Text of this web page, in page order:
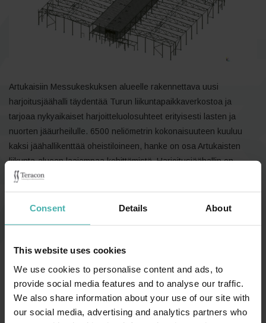
Consent Details About
This website uses cookies
We use cookies to personalise content and ads, to
provide social media features and to analyse our traffic.
We also share information about your use of our site with
our social media, advertising and analytics partners who
Artukaisiin Messukeskuksen alueelle rakennettava uusi
harjoitusjäähalli täydentää Turun liikuntapaikkaverkostoa ja
tarjoaa nykyaikaiset harjoitteluolosuhteet erityisesti lasten ja
nuorten jääurheilulle. 6500 neliömetrin kokonaisuuteen kuuluu
kaksi jäähallikenttää oheistiloineen, hanke on osa Artukaisten
liikunta-alueen laajempaa kehittämistä. Harjoitusjäähallin on
tarkoitus valmistua vuoden 2026 aikana.
ontelolaattatasot sekä ulkoseinien sandwich-paneelit, kattava
suunnittelulaajuus tuki hankkeen tehokasta ja toteutuskelpoista
sisältää teräsrakenteet, seinäelementit, vesikaton sekä
rakenteiden asennukset.